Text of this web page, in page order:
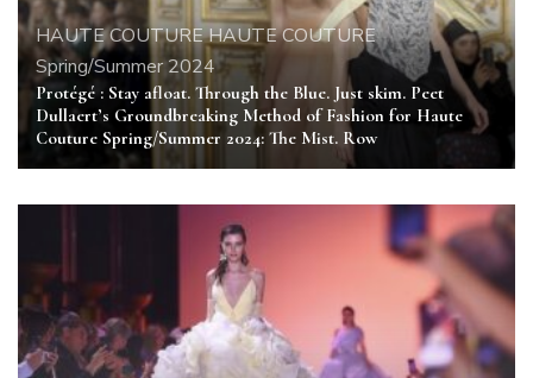
HAUTE COUTUREHAUTE COUTURE
Spring/Summer 2024
Protégé : Stay afloat. Through the Blue. Just skim. Peet
Dullaert’s Groundbreaking Method of Fashion for Haute
Couture Spring/Summer 2024: The Mist. Row